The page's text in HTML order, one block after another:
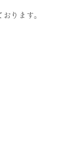
ります。